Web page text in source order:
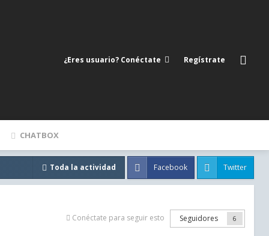
¿Eres usuario? Conéctate Regístrate
CHATBOX
Toda la actividad Facebook Twitter
Conéctate para seguir esto Seguidores 6